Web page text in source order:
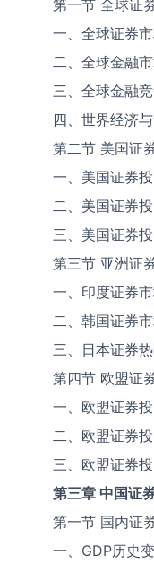
第一节 全球证
一、全球证券
二、全球金融
三、全球金融
四、世界经济
第二节 美国证
一、美国证券
二、美国证券
三、美国证券
第三节 亚洲证
一、印度证券
二、韩国证券
三、日本证券
第四节 欧盟证
一、欧盟证券
二、欧盟证券
三、欧盟证券
第三章 中国证
第一节 国内证
一、GDP历史